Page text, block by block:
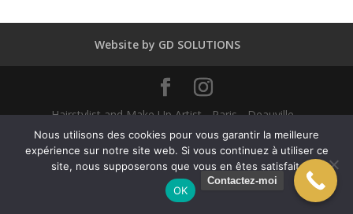
Website by GD SOLUTIONS
Hairstylist and Make Up Artist - Paris - Deauville -
Dubaï - New York - Alexandra Mathieu 2025
Contactez-moi
English(Anglais) Français
Nous utilisons des cookies pour vous garantir la meilleure
expérience sur notre site web. Si vous continuez à utiliser ce
site, nous supposerons que vous en êtes satisfait.
OK